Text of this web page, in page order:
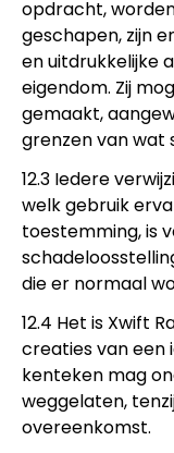
opdracht,
geschapen, zijn
en uitdrukkelijke
eigendom. Zij
gemaakt,
grenzen van wat
12.3 Iedere
welk gebruik
toestemming, is
die er normaal
12.4 Het is Xwift
creaties van een
kenteken mag
weggelaten,
overeenkomst.